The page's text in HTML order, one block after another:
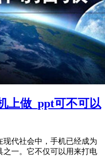
上做_ppt可不可以
现代社会中，手机已经成为
之一。它不仅可以用来打电